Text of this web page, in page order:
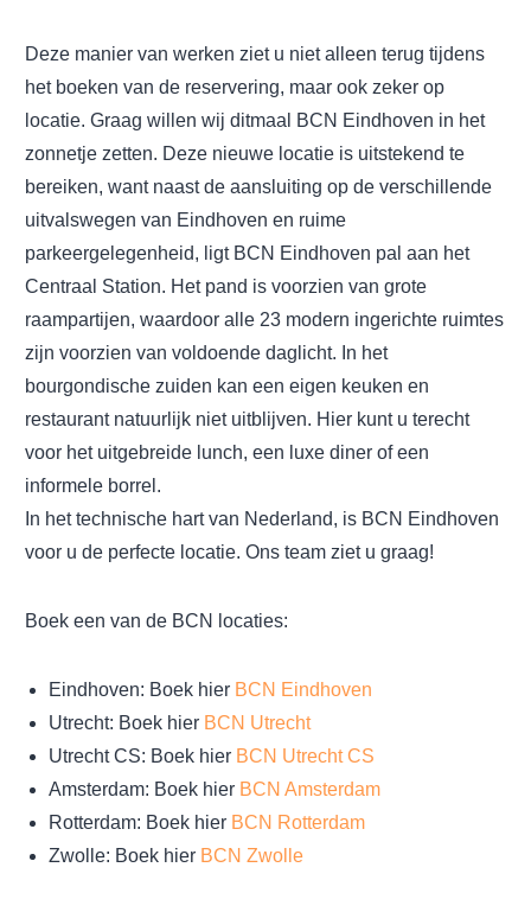
Deze manier van werken ziet u niet alleen terug tijdens
het boeken van de reservering, maar ook zeker op
locatie. Graag willen wij ditmaal BCN Eindhoven in het
zonnetje zetten. Deze nieuwe locatie is uitstekend te
bereiken, want naast de aansluiting op de verschillende
uitvalswegen van Eindhoven en ruime
parkeergelegenheid, ligt BCN Eindhoven pal aan het
Centraal Station. Het pand is voorzien van grote
raampartijen, waardoor alle 23 modern ingerichte ruimtes
zijn voorzien van voldoende daglicht. In het
bourgondische zuiden kan een eigen keuken en
restaurant natuurlijk niet uitblijven. Hier kunt u terecht
voor het uitgebreide lunch, een luxe diner of een
informele borrel.
In het technische hart van Nederland, is BCN Eindhoven
voor u de perfecte locatie. Ons team ziet u graag!
Boek een van de BCN locaties:
Eindhoven: Boek hier BCN Eindhoven
Utrecht: Boek hier BCN Utrecht
Utrecht CS: Boek hier BCN Utrecht CS
Amsterdam: Boek hier BCN Amsterdam
Rotterdam: Boek hier BCN Rotterdam
Zwolle: Boek hier BCN Zwolle